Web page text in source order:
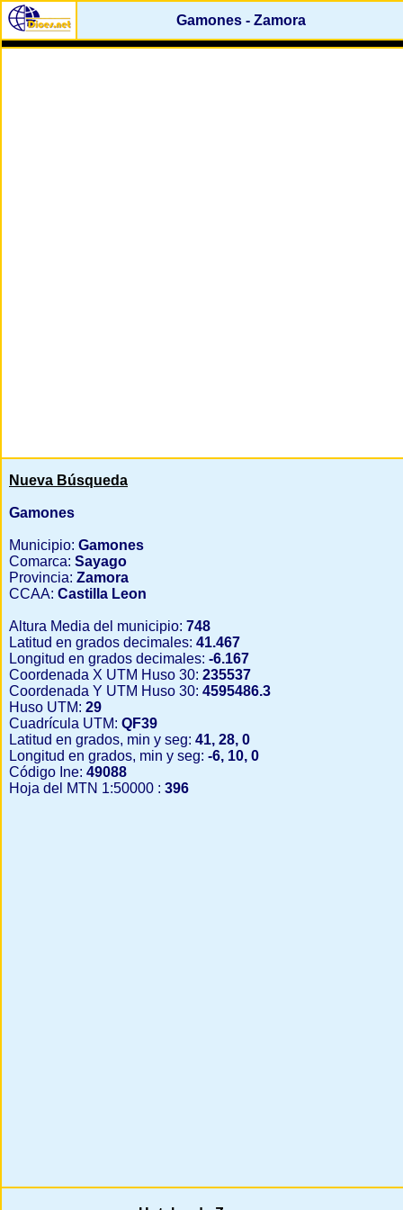
Gamones - Zamora
Nueva Búsqueda
Gamones
Municipio: Gamones
Comarca: Sayago
Provincia: Zamora
CCAA: Castilla Leon
Altura Media del municipio: 748
Latitud en grados decimales: 41.467
Longitud en grados decimales: -6.167
Coordenada X UTM Huso 30: 235537
Coordenada Y UTM Huso 30: 4595486.3
Huso UTM: 29
Cuadrícula UTM: QF39
Latitud en grados, min y seg: 41, 28, 0
Longitud en grados, min y seg: -6, 10, 0
Código Ine: 49088
Hoja del MTN 1:50000 : 396